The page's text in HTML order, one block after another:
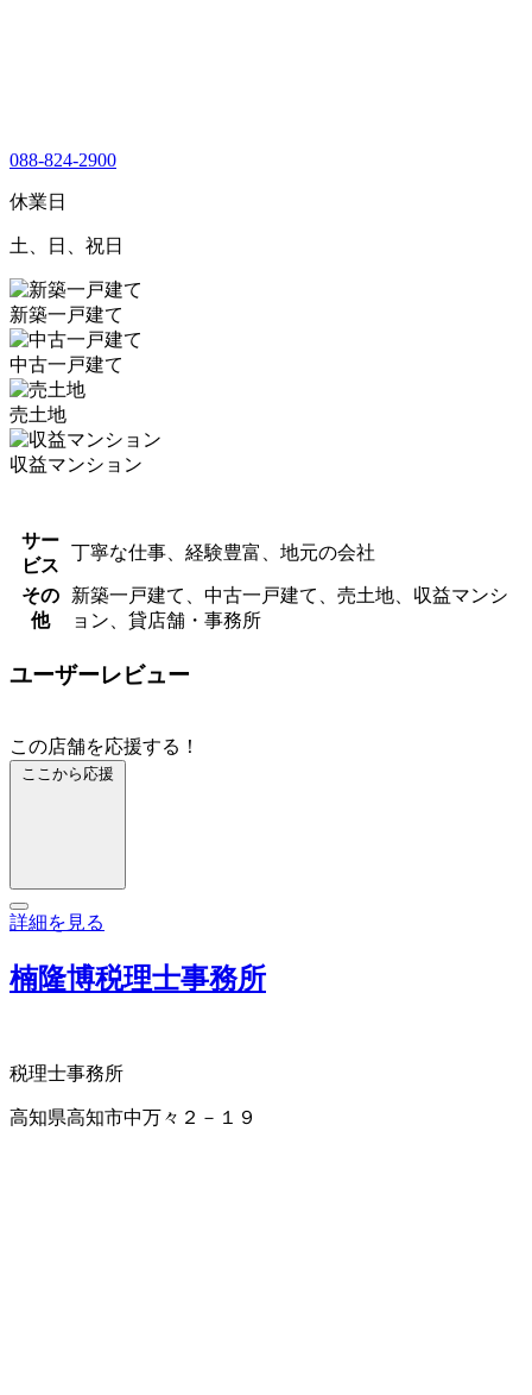
088-824-2900
休業日
土、日、祝日
新築一戸建て
中古一戸建て
売土地
収益マンション
サー
ビス
丁寧な仕事、経験豊富、地元の会社
その
他
新築一戸建て、中古一戸建て、売土地、収益マンシ
ョン、貸店舗・事務所
ユーザーレビュー
この店舗を応援する！
ここから応援
詳細を見る
楠隆博税理士事務所
税理士事務所
高知県高知市中万々２－１９